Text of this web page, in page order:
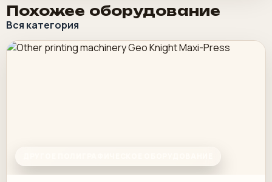
Похожее оборудование
Вся категория